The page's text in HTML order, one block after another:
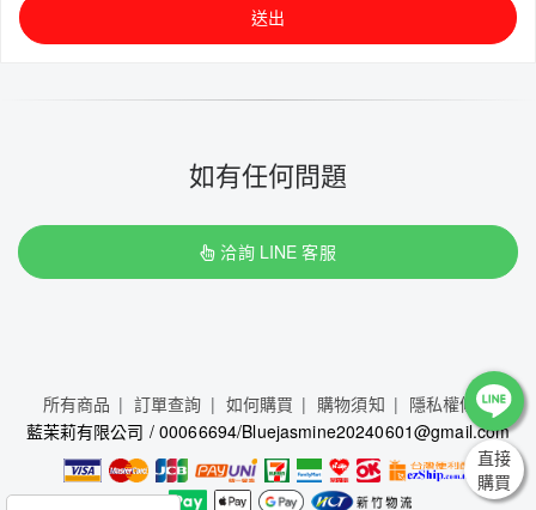
送出
如有任何問題
洽詢 LINE 客服
所有商品 訂單查詢 如何購買 購物須知
隱私權條款
藍茉莉有限公司 / 00066694/Bluejasmine20240601@gmail.com
直接
購買